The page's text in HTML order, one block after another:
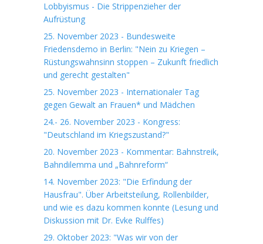
Lobbyismus - Die Strippenzieher der
Aufrüstung
25. November 2023 - Bundesweite
Friedensdemo in Berlin: "Nein zu Kriegen –
Rüstungswahnsinn stoppen – Zukunft friedlich
und gerecht gestalten"
25. November 2023 - Internationaler Tag
gegen Gewalt an Frauen* und Mädchen
24.- 26. November 2023 - Kongress:
"Deutschland im Kriegszustand?"
20. November 2023 - Kommentar: Bahnstreik,
Bahndilemma und „Bahnreform“
14. November 2023: "Die Erfindung der
Hausfrau". Über Arbeitsteilung, Rollenbilder,
und wie es dazu kommen konnte (Lesung und
Diskussion mit Dr. Evke Rulffes)
29. Oktober 2023: "Was wir von der